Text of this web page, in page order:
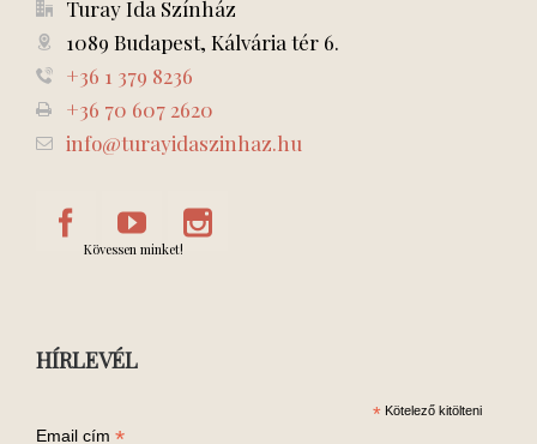
Turay Ida Színház
1089 Budapest, Kálvária tér 6.
+36 1 379 8236
+36 70 607 2620
info@turayidaszinhaz.hu
Kövessen minket!
HÍRLEVÉL
* Kötelező kitölteni
Email cím *